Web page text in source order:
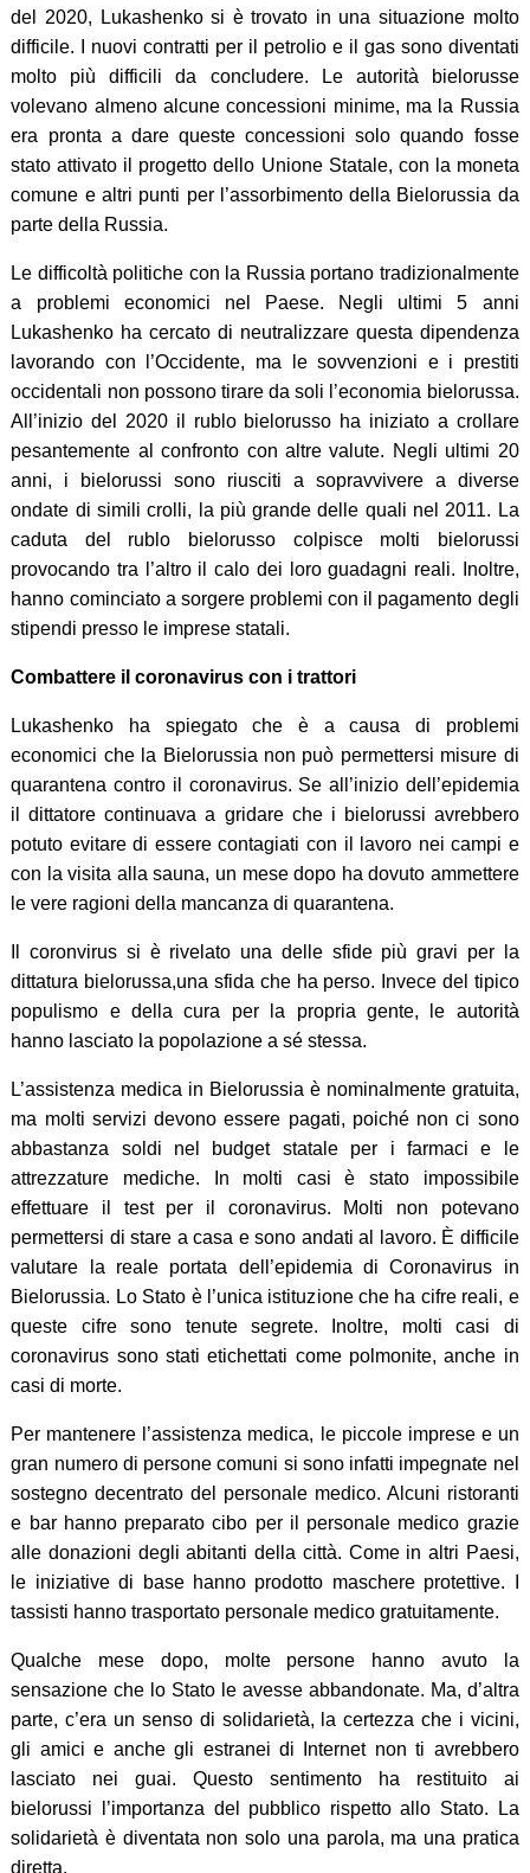
del 2020, Lukashenko si è trovato in una situazione molto
difficile. I nuovi contratti per il petrolio e il gas sono diventati
molto più difficili da concludere. Le autorità bielorusse
volevano almeno alcune concessioni minime, ma la Russia
era pronta a dare queste concessioni solo quando fosse
stato attivato il progetto dello Unione Statale, con la moneta
comune e altri punti per l’assorbimento della Bielorussia da
parte della Russia.
Le difficoltà politiche con la Russia portano tradizionalmente
a problemi economici nel Paese. Negli ultimi 5 anni
Lukashenko ha cercato di neutralizzare questa dipendenza
lavorando con l’Occidente, ma le sovvenzioni e i prestiti
occidentali non possono tirare da soli l’economia bielorussa.
All’inizio del 2020 il rublo bielorusso ha iniziato a crollare
pesantemente al confronto con altre valute. Negli ultimi 20
anni, i bielorussi sono riusciti a sopravvivere a diverse
ondate di simili crolli, la più grande delle quali nel 2011. La
caduta del rublo bielorusso colpisce molti bielorussi
provocando tra l’altro il calo dei loro guadagni reali. Inoltre,
hanno cominciato a sorgere problemi con il pagamento degli
stipendi presso le imprese statali.
Combattere il coronavirus con i trattori
Lukashenko ha spiegato che è a causa di problemi
economici che la Bielorussia non può permettersi misure di
quarantena contro il coronavirus. Se all’inizio dell’epidemia
il dittatore continuava a gridare che i bielorussi avrebbero
potuto evitare di essere contagiati con il lavoro nei campi e
con la visita alla sauna, un mese dopo ha dovuto ammettere
le vere ragioni della mancanza di quarantena.
Il coronvirus si è rivelato una delle sfide più gravi per la
dittatura bielorussa,una sfida che ha perso. Invece del tipico
populismo e della cura per la propria gente, le autorità
hanno lasciato la popolazione a sé stessa.
L’assistenza medica in Bielorussia è nominalmente gratuita,
ma molti servizi devono essere pagati, poiché non ci sono
abbastanza soldi nel budget statale per i farmaci e le
attrezzature mediche. In molti casi è stato impossibile
effettuare il test per il coronavirus. Molti non potevano
permettersi di stare a casa e sono andati al lavoro. È difficile
valutare la reale portata dell’epidemia di Coronavirus in
Bielorussia. Lo Stato è l’unica istituzione che ha cifre reali, e
queste cifre sono tenute segrete. Inoltre, molti casi di
coronavirus sono stati etichettati come polmonite, anche in
casi di morte.
Per mantenere l’assistenza medica, le piccole imprese e un
gran numero di persone comuni si sono infatti impegnate nel
sostegno decentrato del personale medico. Alcuni ristoranti
e bar hanno preparato cibo per il personale medico grazie
alle donazioni degli abitanti della città. Come in altri Paesi,
le iniziative di base hanno prodotto maschere protettive. I
tassisti hanno trasportato personale medico gratuitamente.
Qualche mese dopo, molte persone hanno avuto la
sensazione che lo Stato le avesse abbandonate. Ma, d’altra
parte, c’era un senso di solidarietà, la certezza che i vicini,
gli amici e anche gli estranei di Internet non ti avrebbero
lasciato nei guai. Questo sentimento ha restituito ai
bielorussi l’importanza del pubblico rispetto allo Stato. La
solidarietà è diventata non solo una parola, ma una pratica
diretta.